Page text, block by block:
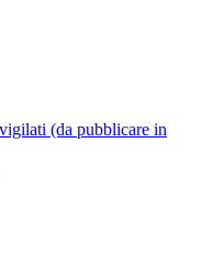
(da pubblicare in